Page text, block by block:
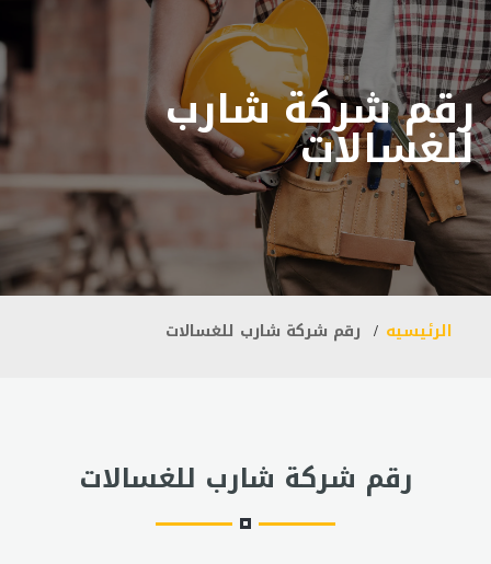
رقم شركة شارب
للغسالات
الرئيسيه رقم شركة شارب للغسالات
رقم شركة شارب للغسالات